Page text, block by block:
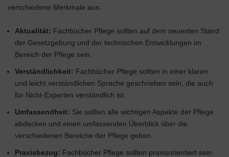
verschiedene Merkmale aus:
Aktualität: Fachbücher Pflege sollten auf dem neuesten Stand
der Gesetzgebung und der technischen Entwicklungen im
Bereich der Pflege sein.
Verständlichkeit: Fachbücher Pflege sollten in einer klaren
und leicht verständlichen Sprache geschrieben sein, die auch
für Nicht-Experten verständlich ist.
Umfassendheit: Sie sollten alle wichtigen Aspekte der Pflege
abdecken und einen umfassenden Überblick über die
verschiedenen Bereiche der Pflege geben.
Praxisbezug: Fachbücher Pflege sollten praxisorientiert sein